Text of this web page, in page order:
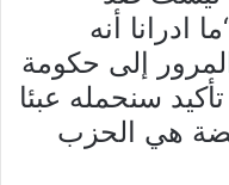
ادرانا أنه
إلى حكومة
سنحمله عبئا
هي الحزب